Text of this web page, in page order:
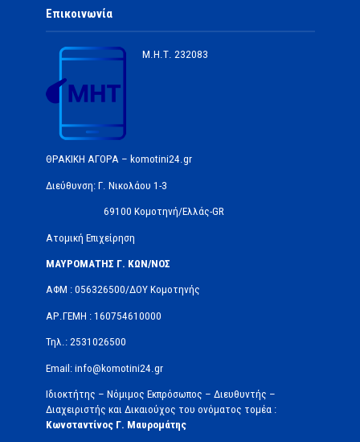
Επικοινωνία
Μ.Η.Τ. 232083
ΘΡΑΚΙΚΗ ΑΓΟΡΑ – komotini24.gr
Διεύθυνση: Γ. Νικολάου 1-3
69100 Κομοτηνή/Ελλάς-GR
Ατομική Επιχείρηση
ΜΑΥΡΟΜΑΤΗΣ Γ. ΚΩΝ/ΝΟΣ
ΑΦΜ : 056326500/ΔOΥ Κομοτηνής
ΑΡ.ΓΕΜΗ : 160754610000
Τηλ.: 2531026500
Email: info@komotini24.gr
Ιδιοκτήτης – Νόμιμος Εκπρόσωπος – Διευθυντής –
Διαχειριστής και Δικαιούχος του ονόματος τομέα :
Κωνσταντίνος Γ. Μαυρομάτης